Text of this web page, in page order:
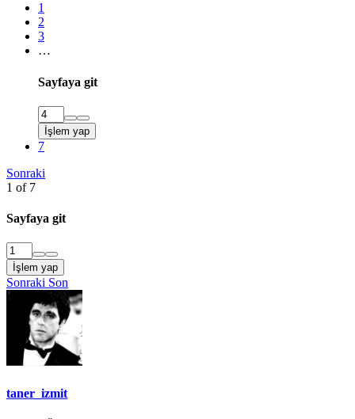
1
2
3
…
Sayfaya git
İşlem yap
7
Sonraki
1 of 7
Sayfaya git
İşlem yap
Sonraki Son
taner_izmit